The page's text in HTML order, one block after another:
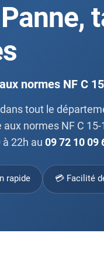
normes NF C
tout le
normes NF C
22h au 09 72 10 09
rapide 💳 Facilité